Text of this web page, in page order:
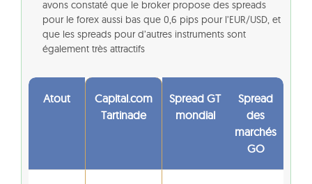
avons constaté que le broker propose des spreads
pour le forex aussi bas que 0,6 pips pour l’EUR/USD, et
que les spreads pour d’autres instruments sont
également très attractifs
Atout
Capital.com
Tartinade
Spread GT
mondial
Spread
des
marchés
GO